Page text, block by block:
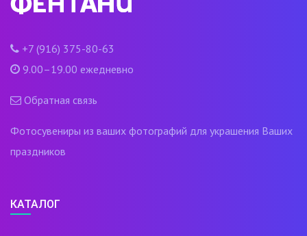
+7 (916) 375-80-63
9.00–19.00 ежедневно
Обратная связь
Фотосувениры из ваших фотографий для украшения Ваших
праздников
КАТАЛОГ